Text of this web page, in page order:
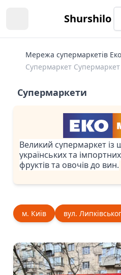
Shurshilo
Мережа супермаркетів
Супермаркет
Супермаркети
Великий супермаркет
українських та
фруктів та овочів до вин.
м. Київ вул.